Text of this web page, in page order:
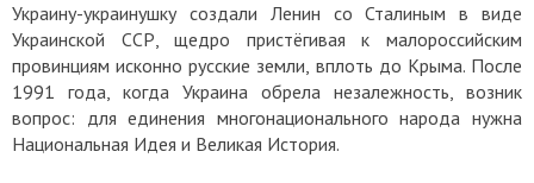
Украину-украинушку создали Ленин со Сталиным в виде
Украинской ССР, щедро пристёгивая к малороссийским
провинциям исконно русские земли, вплоть до Крыма. После
1991 года, когда Украина обрела незалежность, возник
вопрос: для единения многонационального народа нужна
Национальная Идея и Великая История.